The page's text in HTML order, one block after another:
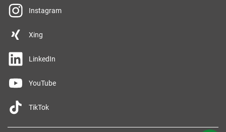
Instagram
Xing
LinkedIn
YouTube
TikTok